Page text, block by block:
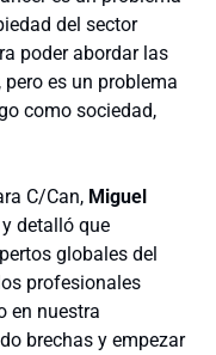
del sector
poder abordar las
es un problema
como sociedad,
C/Can, Miguel
detalló que
globales del
profesionales
en nuestra
brechas y empezar